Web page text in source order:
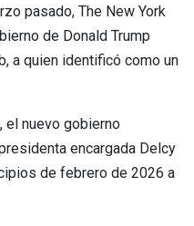
pasado, The New York
de Donald Trump
a quien identificó como un
el nuevo gobierno
encargada Delcy
de febrero de 2026 a